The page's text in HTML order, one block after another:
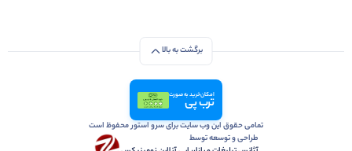
برگشت به بالا
امکان خرید به صورت
ترب پی
تمامی حقوق این وب سایت برای سرو استور محفوظ است
طراحی و توسعه توسط